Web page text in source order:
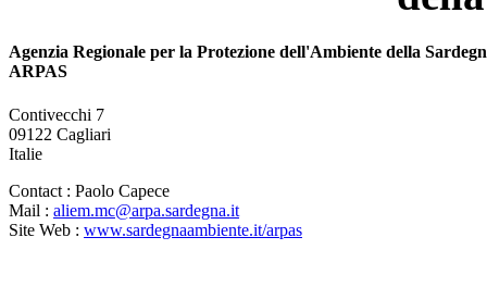
Agenzia Regionale per la Protezione dell'Ambiente della
ARPAS
Contivecchi 7
09122 Cagliari
Italie
Contact : Paolo Capece
Mail : aliem.mc@arpa.sardegna.it
Site Web : www.sardegnaambiente.it/arpas